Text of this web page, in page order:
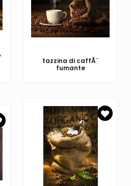
tazzina di caffÃ¨
fumante